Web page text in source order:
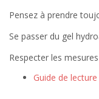
Pensez à prendre
Se passer du gel
Respecter les
Guide de